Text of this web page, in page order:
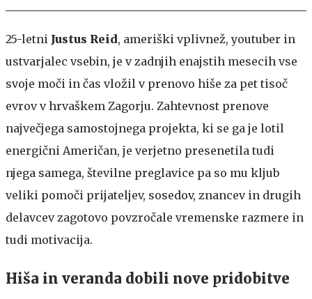
25-letni Justus Reid, ameriški vplivnež, youtuber in
ustvarjalec vsebin, je v zadnjih enajstih mesecih vse
svoje moči in čas vložil v prenovo hiše za pet tisoč
evrov v hrvaškem Zagorju. Zahtevnost prenove
največjega samostojnega projekta, ki se ga je lotil
energični Američan, je verjetno presenetila tudi
njega samega, številne preglavice pa so mu kljub
veliki pomoči prijateljev, sosedov, znancev in drugih
delavcev zagotovo povzročale vremenske razmere in
tudi motivacija.
Hiša in veranda dobili nove pridobitve